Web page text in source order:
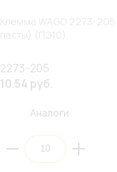
2273-205
10.54 руб.
Аналоги